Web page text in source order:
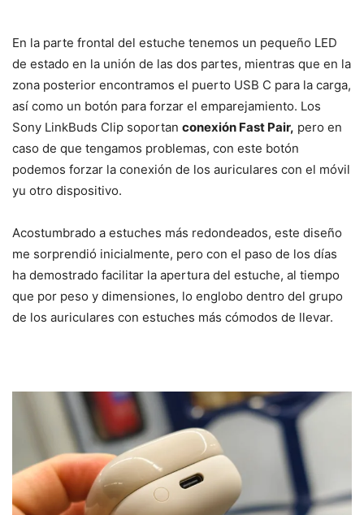
En la parte frontal del estuche tenemos un pequeño LED
de estado en la unión de las dos partes, mientras que en la
zona posterior encontramos el puerto USB C para la carga,
así como un botón para forzar el emparejamiento. Los
Sony LinkBuds Clip soportan conexión Fast Pair, pero en
caso de que tengamos problemas, con este botón
podemos forzar la conexión de los auriculares con el móvil
yu otro dispositivo.
Acostumbrado a estuches más redondeados, este diseño
me sorprendió inicialmente, pero con el paso de los días
ha demostrado facilitar la apertura del estuche, al tiempo
que por peso y dimensiones, lo englobo dentro del grupo
de los auriculares con estuches más cómodos de llevar.